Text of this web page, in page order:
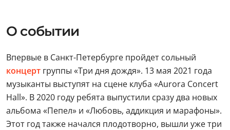
О событии
Впервые в Санкт-Петербурге пройдет сольный
концерт группы «Три дня дождя». 13 мая 2021 года
музыканты выступят на сцене клуба «Aurora Concert
Hall». В 2020 году ребята выпустили сразу два новых
альбома «Пепел» и «Любовь, аддикция и марафоны».
Этот год также начался плодотворно, вышли уже три